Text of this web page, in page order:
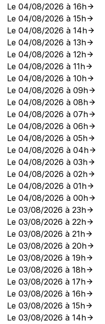
Le 04/08/2026 à 16h
Le 04/08/2026 à 15h
Le 04/08/2026 à 14h
Le 04/08/2026 à 13h
Le 04/08/2026 à 12h
Le 04/08/2026 à 11h
Le 04/08/2026 à 10h
Le 04/08/2026 à 09h
Le 04/08/2026 à 08h
Le 04/08/2026 à 07h
Le 04/08/2026 à 06h
Le 04/08/2026 à 05h
Le 04/08/2026 à 04h
Le 04/08/2026 à 03h
Le 04/08/2026 à 02h
Le 04/08/2026 à 01h
Le 04/08/2026 à 00h
Le 03/08/2026 à 23h
Le 03/08/2026 à 22h
Le 03/08/2026 à 21h
Le 03/08/2026 à 20h
Le 03/08/2026 à 19h
Le 03/08/2026 à 18h
Le 03/08/2026 à 17h
Le 03/08/2026 à 16h
Le 03/08/2026 à 15h
Le 03/08/2026 à 14h